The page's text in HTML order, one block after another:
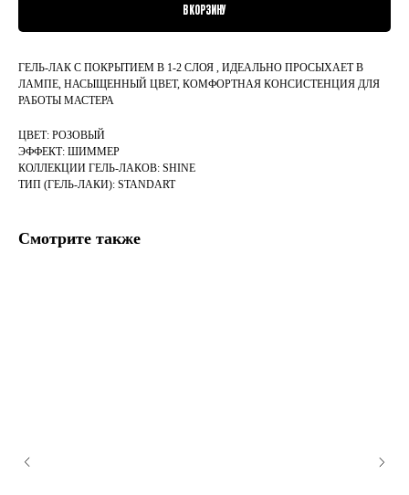
В КОРЗИНУ
ГЕЛЬ-ЛАК С ПОКРЫТИЕМ В 1-2 СЛОЯ , ИДЕАЛЬНО ПРОСЫХАЕТ В
ЛАМПЕ, НАСЫЩЕННЫЙ ЦВЕТ, КОМФОРТНАЯ КОНСИСТЕНЦИЯ ДЛЯ
РАБОТЫ МАСТЕРА
ЦВЕТ: РОЗОВЫЙ
ЭФФЕКТ: ШИММЕР
КОЛЛЕКЦИИ ГЕЛЬ-ЛАКОВ: SHINE
ТИП (ГЕЛЬ-ЛАКИ): STANDART
Смотрите также